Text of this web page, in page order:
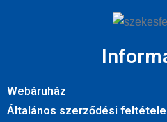
Webáruház
Általános szerződési